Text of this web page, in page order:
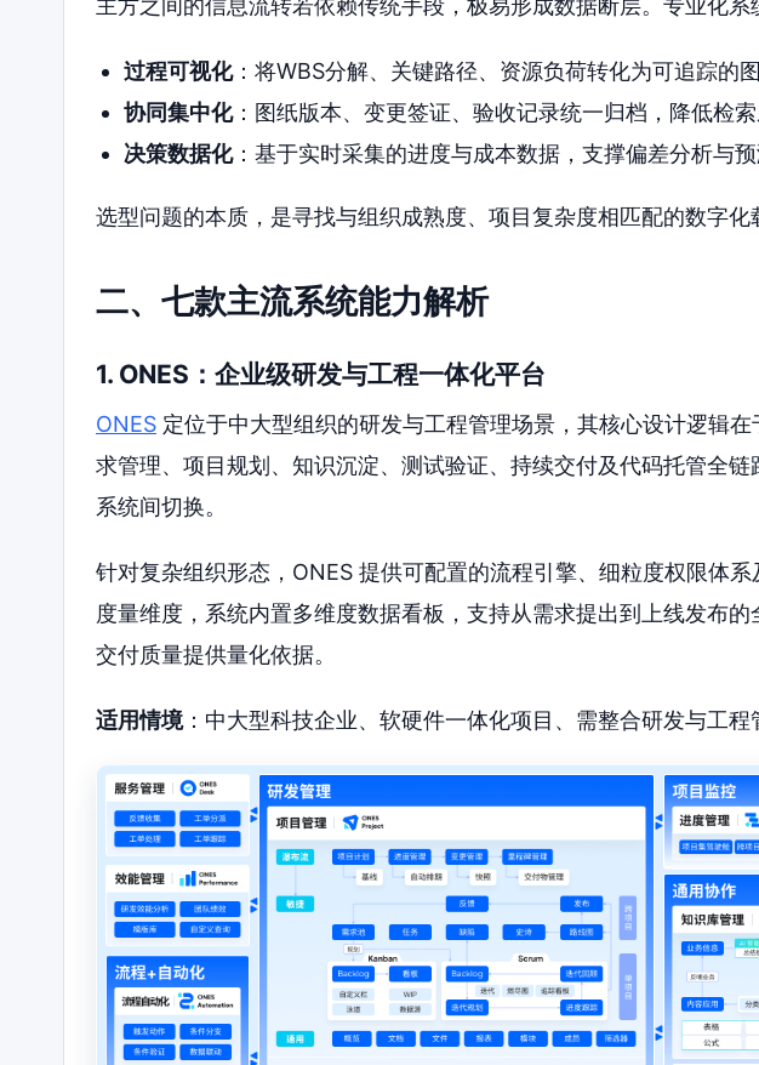
主方之间的信息流转若依赖传统手段，极易形成数据断层。专业化系
过程可视化：将WBS分解、关键路径、资源负荷转化为可追踪的
协同集中化：图纸版本、变更签证、验收记录统一归档，降低检
决策数据化：基于实时采集的进度与成本数据，支撑偏差分析与
选型问题的本质，是寻找与组织成熟度、项目复杂度相匹配的数字化
二、七款主流系统能力解析
1. ONES：企业级研发与工程一体化平台
ONES 定位于中大型组织的研发与工程管理场景，其核心设计逻辑
求管理、项目规划、知识沉淀、测试验证、持续交付及代码托管全
系统间切换。
针对复杂组织形态，ONES 提供可配置的流程引擎、细粒度权限体
度量维度，系统内置多维度数据看板，支持从需求提出到上线发布
交付质量提供量化依据。
适用情境：中大型科技企业、软硬件一体化项目、需整合研发与工程